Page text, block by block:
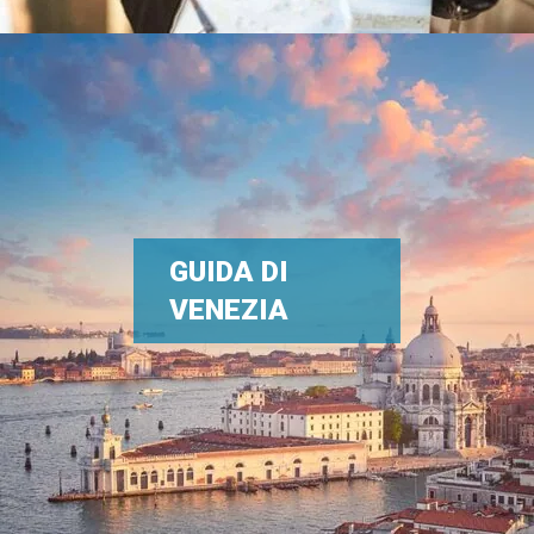
GUIDA DI
VENEZIA